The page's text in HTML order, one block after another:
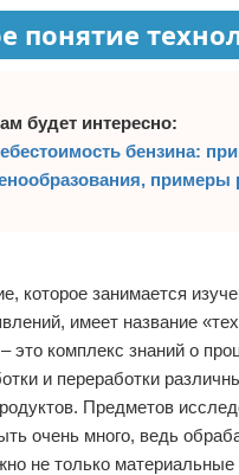
понятие
будет интересно:
бензина:
примеры
которое занимается
имеет название
это комплекс знаний о
и переработки
Предметов
очень много, ведь
не только